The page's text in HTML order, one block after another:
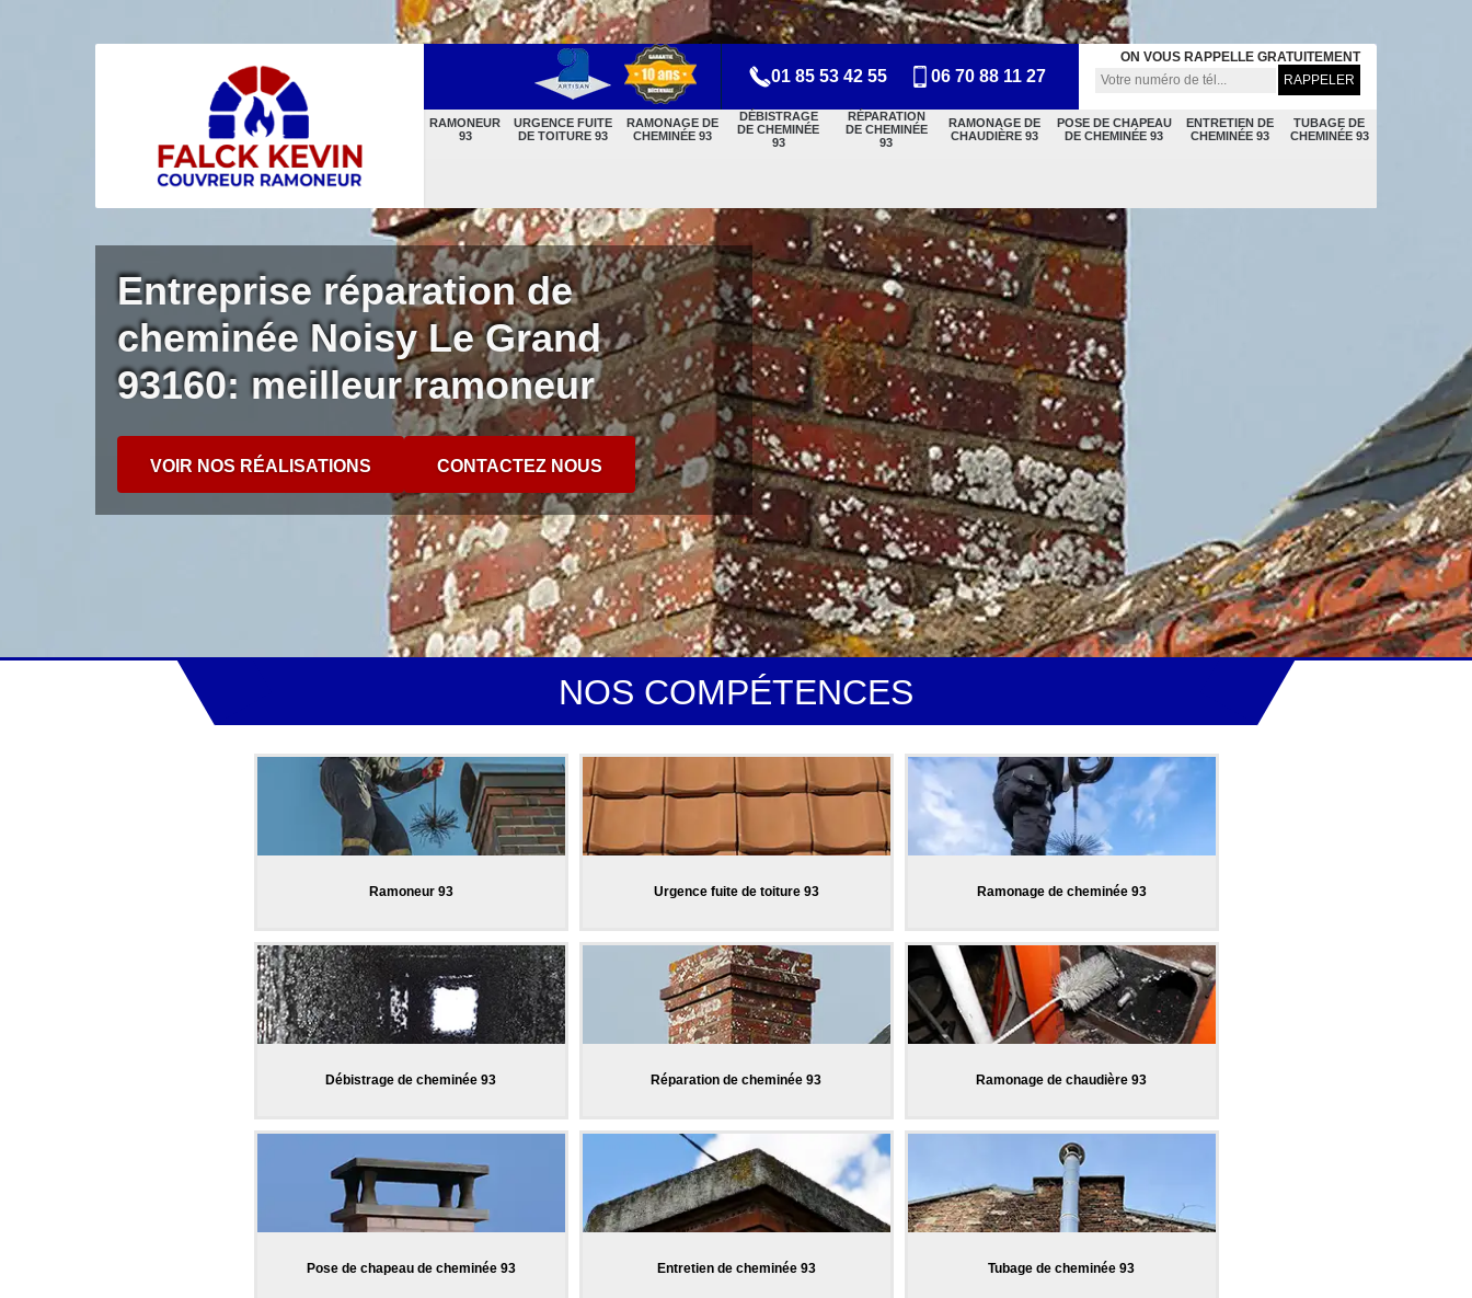
RAMONEUR
93
URGENCE FUITE
DE TOITURE 93
RAMONAGE DE
CHEMINÉE 93
DÉBISTRAGE
DE CHEMINÉE
93
RÉPARATION
DE CHEMINÉE
93
RAMONAGE DE
CHAUDIÈRE 93
POSE DE CHAPEAU
DE CHEMINÉE 93
ENTRETIEN DE
CHEMINÉE 93
TUBAGE DE
CHEMINÉE 93
01 85 53 42 55 06 70 88 11 27
ON VOUS RAPPELLE GRATUITEMENT
Entreprise réparation de
cheminée Noisy Le Grand
93160: meilleur ramoneur
VOIR NOS RÉALISATIONS CONTACTEZ NOUS
NOS COMPÉTENCES
Ramoneur 93 Urgence fuite de toiture 93 Ramonage de cheminée 93
Débistrage de cheminée 93 Réparation de cheminée 93 Ramonage de chaudière 93
Pose de chapeau de cheminée 93 Entretien de cheminée 93 Tubage de cheminée 93